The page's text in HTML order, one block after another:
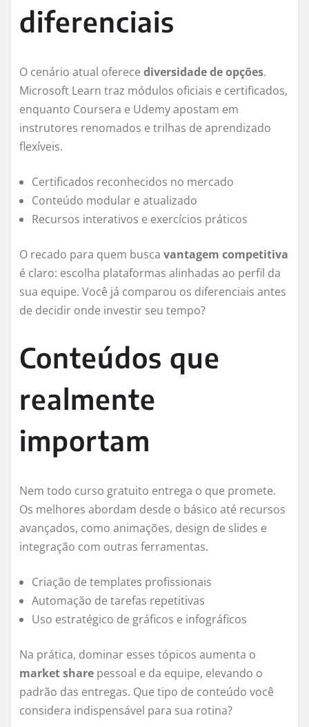
diferenciais
O cenário atual oferece diversidade de opções.
Microsoft Learn traz módulos oficiais e certificados,
enquanto Coursera e Udemy apostam em
instrutores renomados e trilhas de aprendizado
flexíveis.
Certificados reconhecidos no mercado
Conteúdo modular e atualizado
Recursos interativos e exercícios práticos
O recado para quem busca vantagem competitiva
é claro: escolha plataformas alinhadas ao perfil da
sua equipe. Você já comparou os diferenciais antes
de decidir onde investir seu tempo?
Conteúdos que
realmente
importam
Nem todo curso gratuito entrega o que promete.
Os melhores abordam desde o básico até recursos
avançados, como animações, design de slides e
integração com outras ferramentas.
Criação de templates profissionais
Automação de tarefas repetitivas
Uso estratégico de gráficos e infográficos
Na prática, dominar esses tópicos aumenta o
market share pessoal e da equipe, elevando o
padrão das entregas. Que tipo de conteúdo você
considera indispensável para sua rotina?